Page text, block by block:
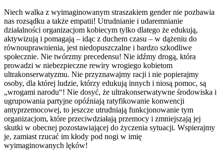
Niech walka z wyimaginowanym straszakiem gender nie pozbawia
nas rozsądku a także empatii! Utrudnianie i udaremnianie
działalności organizacjom kobiecym tylko dlatego że edukują,
aktywizują i pomagają – idąc z duchem czasu – w dążeniu do
równouprawnienia, jest niedopuszczalne i bardzo szkodliwe
społecznie. Nie twórzmy precedensu! Nie idźmy drogą, która
prowadzi w niebezpieczne rewiry wrogiego kobietom
ultrakonserwatyzmu. Nie przyznawajmy racji i nie popierajmy
osoby, dla której ludzie, którzy edukują innych i niosą pomoc, są
„wrogami narodu“! Nie dosyć, że ultrakonserwatywne środowiska i
ugrupowania partyjne opóźniają ratyfikowanie konwencji
antyprzemocowej, to jeszcze utrudniają funkcjonowanie tym
organizacjom, które przeciwdziałają przemocy i zmniejszają jej
skutki w obecnej pozostawiającej do życzenia sytuacji. Wspierajmy
je, zamiast rzucać im kłody pod nogi w imię
wyimaginowanych lęków!